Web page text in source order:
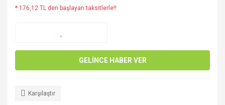
* 176,12 TL den başlayan taksitlerle!!
GELİNCE HABER VER
Karşılaştır